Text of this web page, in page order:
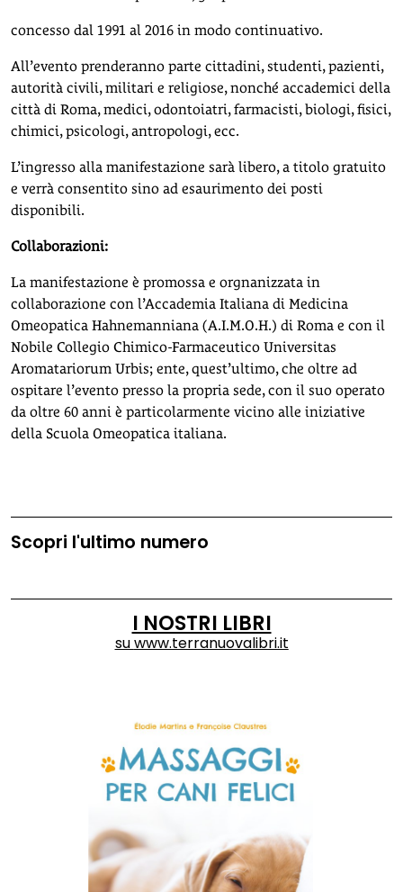
concesso dal 1991 al 2016 in modo continuativo.
All’evento prenderanno parte cittadini, studenti, pazienti,
autorità civili, militari e religiose, nonché accademici della
città di Roma, medici, odontoiatri, farmacisti, biologi, fisici,
chimici, psicologi, antropologi, ecc.
L’ingresso alla manifestazione sarà libero, a titolo gratuito
e verrà consentito sino ad esaurimento dei posti
disponibili.
Collaborazioni:
La manifestazione è promossa e orgnanizzata in
collaborazione con l’Accademia Italiana di Medicina
Omeopatica Hahnemanniana (A.I.M.O.H.) di Roma e con il
Nobile Collegio Chimico-Farmaceutico Universitas
Aromatariorum Urbis; ente, quest’ultimo, che oltre ad
ospitare l’evento presso la propria sede, con il suo operato
da oltre 60 anni è particolarmente vicino alle iniziative
della Scuola Omeopatica italiana.
Scopri l'ultimo numero
I NOSTRI LIBRI
suwww.terranuovalibri.it